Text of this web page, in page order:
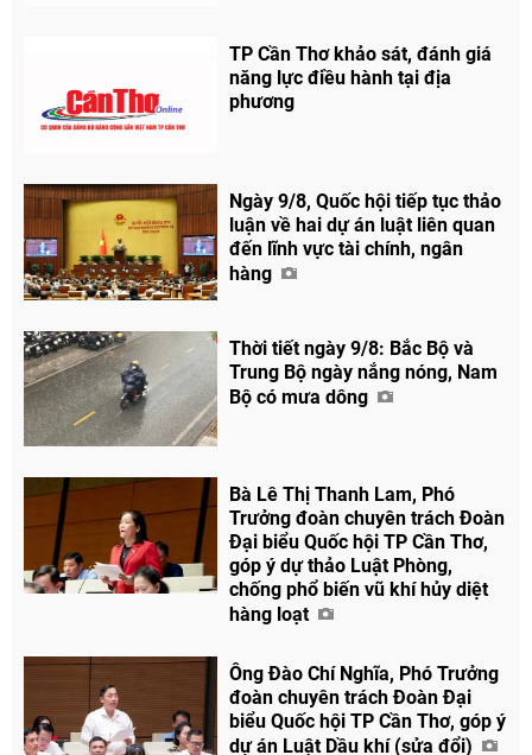
TP Cần Thơ khảo sát, đánh giá
năng lực điều hành tại địa
phương
Ngày 9/8, Quốc hội tiếp tục thảo
luận về hai dự án luật liên quan
đến lĩnh vực tài chính, ngân
hàng
Thời tiết ngày 9/8: Bắc Bộ và
Trung Bộ ngày nắng nóng, Nam
Bộ có mưa dông
Bà Lê Thị Thanh Lam, Phó
Trưởng đoàn chuyên trách Đoàn
Đại biểu Quốc hội TP Cần Thơ,
góp ý dự thảo Luật Phòng,
chống phổ biến vũ khí hủy diệt
hàng loạt
Ông Đào Chí Nghĩa, Phó Trưởng
đoàn chuyên trách Đoàn Đại
biểu Quốc hội TP Cần Thơ, góp ý
dự án Luật Dầu khí (sửa đổi)